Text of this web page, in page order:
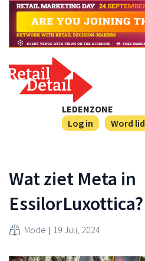
LEDENZONE
Log in
Word lid
Wat ziet Meta in
EssilorLuxottica?
Mode 19 Juli, 2024